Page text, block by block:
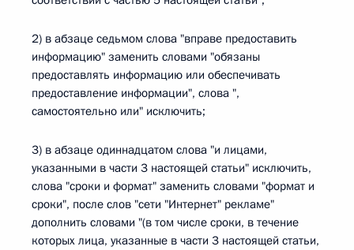
2) в абзаце седьмом слова "вправе предоставить
информацию" заменить словами "обязаны
предоставлять информацию или обеспечивать
предоставление информации", слова ",
самостоятельно или" исключить;
3) в абзаце одиннадцатом слова "и лицами,
указанными в части 3 настоящей статьи" исключить,
слова "сроки и формат" заменить словами "формат и
сроки", после слов "сети "Интернет" рекламе"
дополнить словами "(в том числе сроки, в течение
которых лица, указанные в части 3 настоящей статьи,